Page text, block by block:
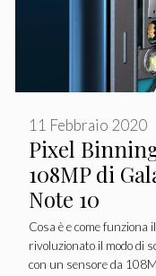
Pixel
108MP di
Note 10
11 Febbraio 2020
Cosa è e come funziona
rivoluzionato il modo di
con un sensore da